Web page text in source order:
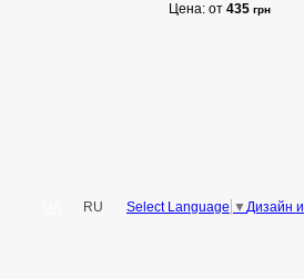
Цена: от 435 грн
Дизайн
Select Language ▼
RU